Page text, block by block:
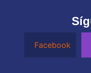
Facebook